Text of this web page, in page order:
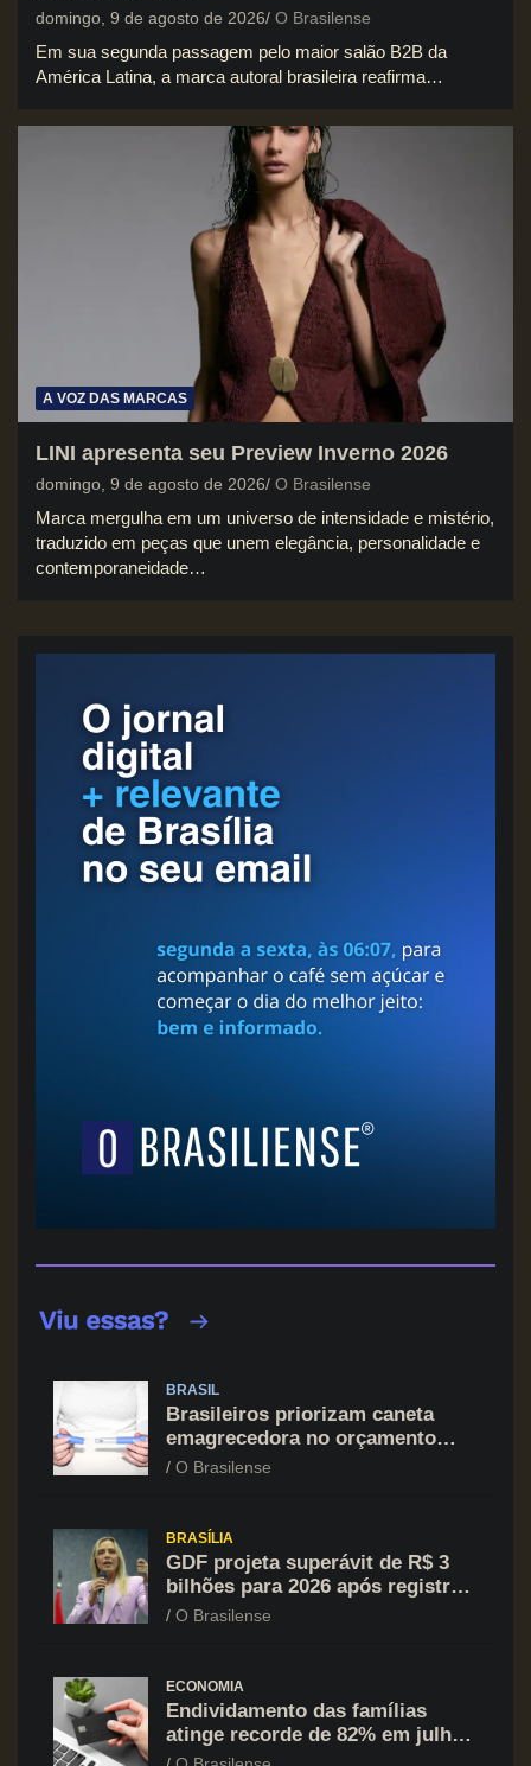
domingo, 9 de agosto de 2026 O Brasilense
Em sua segunda passagem pelo maior salão B2B da
América Latina, a marca autoral brasileira reafirma…
A VOZ DAS MARCAS
LINI apresenta seu Preview Inverno 2026
domingo, 9 de agosto de 2026 O Brasilense
Marca mergulha em um universo de intensidade e mistério,
traduzido em peças que unem elegância, personalidade e
contemporaneidade…
BRASIL
Brasileiros priorizam caneta
emagrecedora no orçamento
mesmo em situação de aperto
O Brasilense
BRASÍLIA
GDF projeta superávit de R$ 3
bilhões para 2026 após registrar
recuo no déficit
O Brasilense
ECONOMIA
Endividamento das famílias
atinge recorde de 82% em julho;
cartão de crédito segue como